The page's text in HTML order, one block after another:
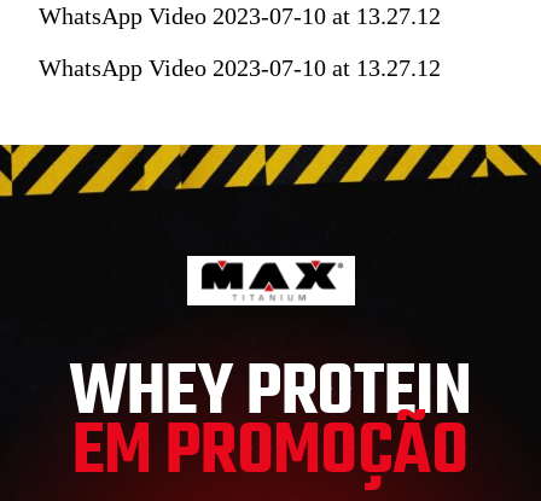
WhatsApp Video 2023-07-10 at 13.27.12
WhatsApp Video 2023-07-10 at 13.27.12
WHEY PROTEIN
EM PROMOÇÃO